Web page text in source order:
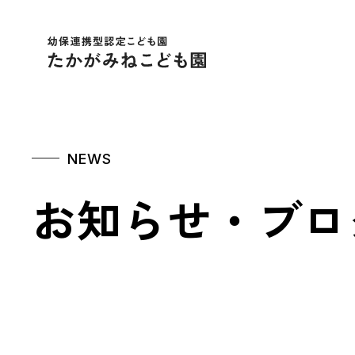
幼保連携型認定こど
NEWS
お知らせ・ブ